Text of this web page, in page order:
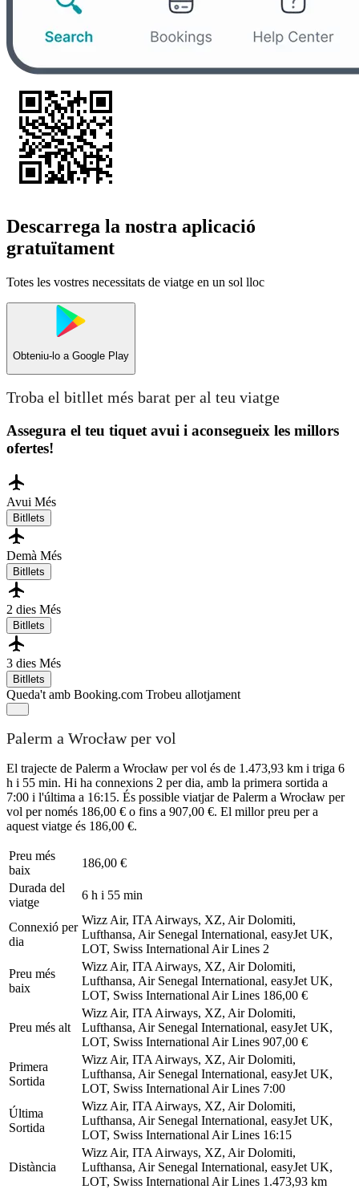
Descarrega la nostra aplicació
gratuïtament
Totes les vostres necessitats de viatge en un sol lloc
Obteniu-lo a Google Play
Troba el bitllet més barat per al teu viatge
Assegura el teu tiquet avui i aconsegueix les millors
ofertes!
Avui Més
Bitllets
Demà Més
Bitllets
2 dies Més
Bitllets
3 dies Més
Bitllets
Queda't amb Booking.com Trobeu allotjament
Palerm a Wrocław per vol
El trajecte de Palerm a Wrocław per vol és de 1.473,93 km i triga 6
h i 55 min. Hi ha connexions 2 per dia, amb la primera sortida a
7:00 i l'última a 16:15. És possible viatjar de Palerm a Wrocław per
vol per només 186,00 € o fins a 907,00 €. El millor preu per a
aquest viatge és 186,00 €.
Preu més
baix
186,00 €
Durada del
viatge
6 h i 55 min
Connexió per
dia
Wizz Air, ITA Airways, XZ, Air Dolomiti,
Lufthansa, Air Senegal International, easyJet UK,
LOT, Swiss International Air Lines 2
Preu més
baix
Wizz Air, ITA Airways, XZ, Air Dolomiti,
Lufthansa, Air Senegal International, easyJet UK,
LOT, Swiss International Air Lines 186,00 €
Preu més alt
Wizz Air, ITA Airways, XZ, Air Dolomiti,
Lufthansa, Air Senegal International, easyJet UK,
LOT, Swiss International Air Lines 907,00 €
Primera
Sortida
Wizz Air, ITA Airways, XZ, Air Dolomiti,
Lufthansa, Air Senegal International, easyJet UK,
LOT, Swiss International Air Lines 7:00
Última
Sortida
Wizz Air, ITA Airways, XZ, Air Dolomiti,
Lufthansa, Air Senegal International, easyJet UK,
LOT, Swiss International Air Lines 16:15
Distància
Wizz Air, ITA Airways, XZ, Air Dolomiti,
Lufthansa, Air Senegal International, easyJet UK,
LOT, Swiss International Air Lines 1.473,93 km